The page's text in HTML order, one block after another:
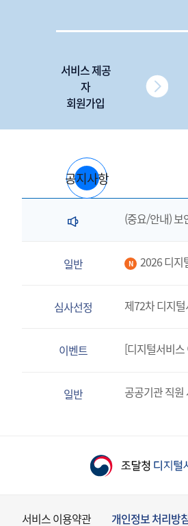
서비스 제공
자
회원가입
공지사항
(중요/안내) 보
일반 N 2026 디지
심사선정 제72차 디지
이벤트 [디지털서비
일반 공공기관 직원
서비스 이용약관 개인정보 처리방